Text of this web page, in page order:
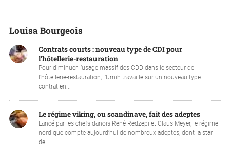
Louisa Bourgeois
Contrats courts : nouveau type de CDI pour
l'hôtellerie-restauration
Pour diminuer l’usage massif des CDD dans le secteur de
l’hôtellerie-restauration, l’Umih travaille sur un nouveau type
contrat en...
Le régime viking, ou scandinave, fait des adeptes
Lancé par les chefs danois René Redzepi et Claus Meyer, le régime
nordique compte aujourd’hui de nombreux adeptes, dont la star
de...